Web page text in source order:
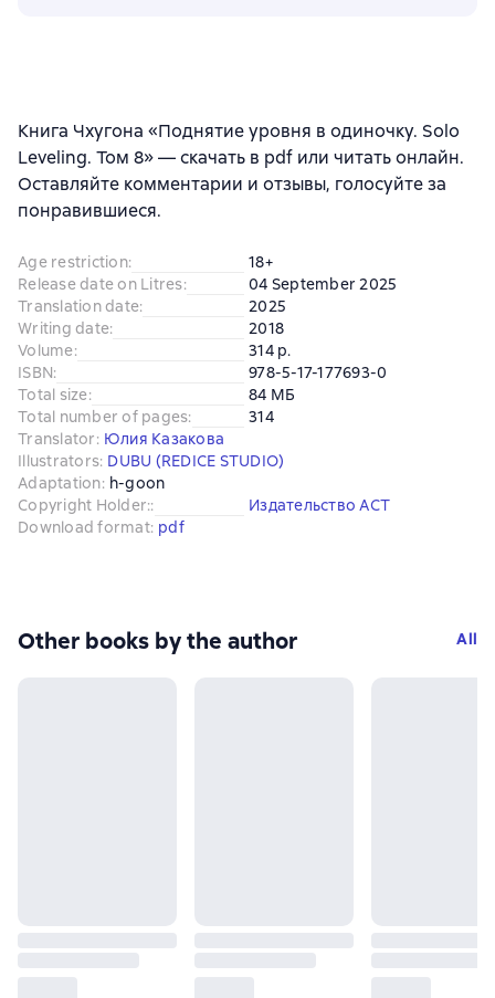
Книга Чхугона «Поднятие уровня в одиночку. Solo
Leveling. Том 8» — скачать в pdf или читать онлайн.
Оставляйте комментарии и отзывы, голосуйте за
понравившиеся.
Age restriction:
18+
Release date on Litres:
04 September 2025
Translation date:
2025
Writing date:
2018
Volume:
314 p.
ISBN:
978-5-17-177693-0
Total size:
84 МБ
Total number of pages:
314
Translator: Юлия Казакова
Illustrators: DUBU (REDICE STUDIO)
Adaptation: h-goon
Copyright Holder::
Издательство АСТ
Download format: pdf
Other books by the author All